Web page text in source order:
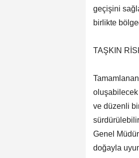
geçişini
birlikte
TAŞKIN
oluşabilecek
ve düzenli
Genel
doğayla